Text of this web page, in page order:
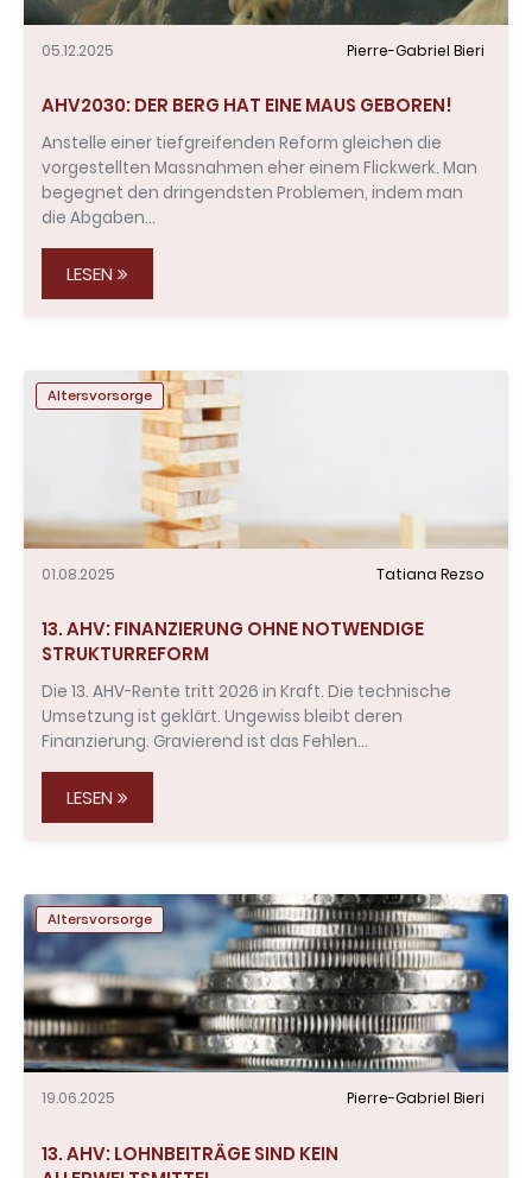
05.12.2025 Pierre-Gabriel Bieri
AHV2030: DER BERG HAT EINE MAUS GEBOREN!
Anstelle einer tiefgreifenden Reform gleichen die
vorgestellten Massnahmen eher einem Flickwerk. Man
begegnet den dringendsten Problemen, indem man
die Abgaben…
LESEN
Altersvorsorge
01.08.2025 Tatiana Rezso
13. AHV: FINANZIERUNG OHNE NOTWENDIGE
STRUKTURREFORM
Die 13. AHV-Rente tritt 2026 in Kraft. Die technische
Umsetzung ist geklärt. Ungewiss bleibt deren
Finanzierung. Gravierend ist das Fehlen…
LESEN
Altersvorsorge
19.06.2025 Pierre-Gabriel Bieri
13. AHV: LOHNBEITRÄGE SIND KEIN